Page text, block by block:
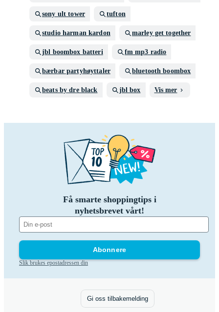
sony ult tower tufton
studio harman kardon marley get together
jbl boombox batteri fm mp3 radio
bærbar partyhøyttaler bluetooth boombox
beats by dre black jbl box Vis mer
Få smarte shoppingtips i
nyhetsbrevet vårt!
Abonnere
Slik brukes epostadressen din
Gi oss tilbakemelding